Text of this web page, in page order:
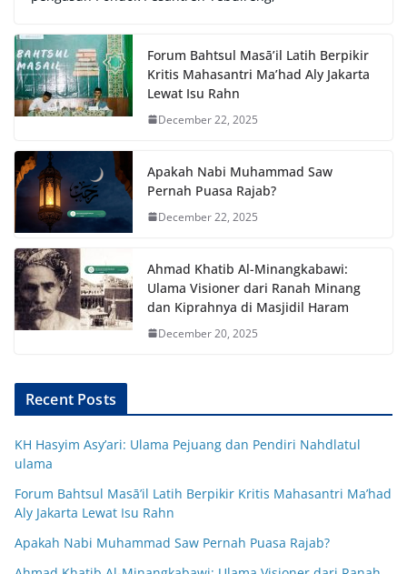
Forum Bahtsul Masā’il Latih Berpikir
Kritis Mahasantri Ma’had Aly Jakarta
Lewat Isu Rahn
December 22, 2025
Apakah Nabi Muhammad Saw
Pernah Puasa Rajab?
December 22, 2025
Ahmad Khatib Al-Minangkabawi:
Ulama Visioner dari Ranah Minang
dan Kiprahnya di Masjidil Haram
December 20, 2025
Recent Posts
KH Hasyim Asy’ari: Ulama Pejuang dan Pendiri Nahdlatul
ulama
Forum Bahtsul Masā’il Latih Berpikir Kritis Mahasantri Ma’had
Aly Jakarta Lewat Isu Rahn
Apakah Nabi Muhammad Saw Pernah Puasa Rajab?